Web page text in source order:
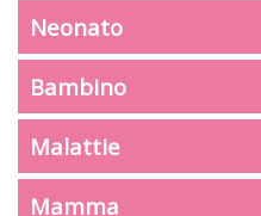
Neonato
Bambino
Malattie
Mamma